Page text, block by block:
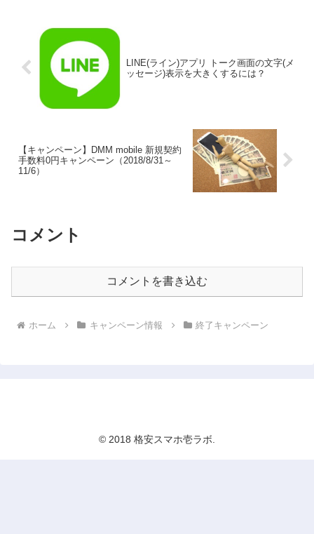
LINE(ライン)アプリ トーク画面の文字(メ
ッセージ)表示を大きくするには？
【キャンペーン】DMM mobile 新規契約
手数料0円キャンペーン（2018/8/31～
11/6）
コメント
コメントを書き込む
ホーム キャンペーン情報 終了キャンペーン
© 2018 格安スマホ壱ラボ.